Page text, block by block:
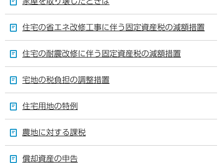
住宅の省エネ改修工事に伴う固定資産税の減額措置
住宅の耐震改修に伴う固定資産税の減額措置
宅地の税負担の調整措置
住宅用地の特例
農地に対する課税
償却資産の申告